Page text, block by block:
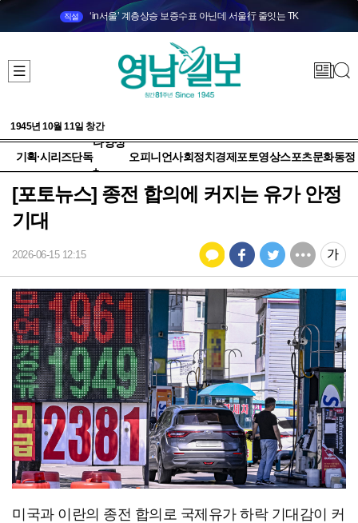
직설 ‘in서울’ 계층상승 보증수표 아닌데 서울行 줄잇는 TK
1945년 10월 11일 창간
기획·시리즈단독
다양성
+
오피니언사회정치 경제 포토영상스포츠문화동정
[포토뉴스] 종전 합의에 커지는 유가 안정
기대
2026-06-15 12:15
미국과 이란의 종전 합의로 국제유가 하락 기대감이 커